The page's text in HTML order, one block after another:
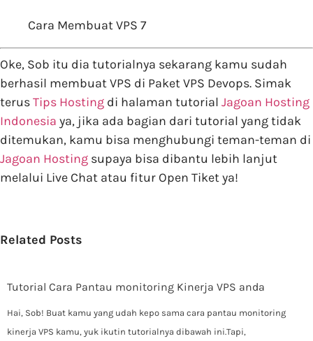
Cara Membuat VPS 7
Oke, Sob itu dia tutorialnya sekarang kamu sudah
berhasil membuat VPS di Paket VPS Devops. Simak
terusTips Hosting di halaman tutorial Jagoan Hosting
Indonesia ya, jika ada bagian dari tutorial yang tidak
ditemukan, kamu bisa menghubungi teman-teman di
Jagoan Hosting supaya bisa dibantu lebih lanjut
melalui Live Chat atau fitur Open Tiket ya!
Related Posts
Tutorial Cara Pantau monitoring Kinerja VPS anda
Hai, Sob! Buat kamu yang udah kepo sama cara pantau monitoring
kinerja VPS kamu, yuk ikutin tutorialnya dibawah ini.Tapi,